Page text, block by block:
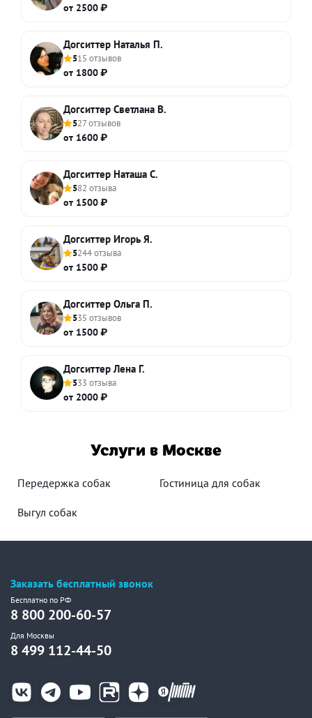
от 2500 ₽
Догситтер Наталья П.
515 отзывов
от 1800 ₽
Догситтер Светлана В.
527 отзывов
от 1600 ₽
Догситтер Наташа С.
582 отзыва
от 1500 ₽
Догситтер Игорь Я.
5244 отзыва
от 1500 ₽
Догситтер Ольга П.
535 отзывов
от 1500 ₽
Догситтер Лена Г.
533 отзыва
от 2000 ₽
Услуги в Москве
Передержка собак Гостиница для собак
Выгул собак
Заказать бесплатный звонок
Бесплатно по РФ
8 800 200-60-57
Для Москвы
8 499 112-44-50